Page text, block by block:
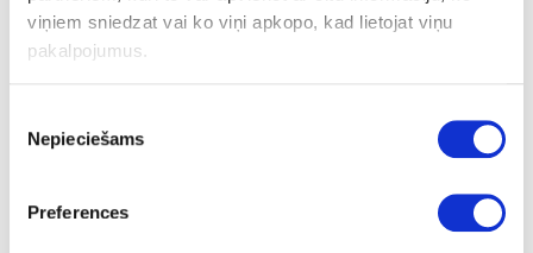
viņiem sniedzat vai ko viņi apkopo, kad lietojat viņu
pakalpojumus.
izvēle
Nepieciešams
Preferences
6. februārī VAS “Latvijas gaisa satiksme” (LGS) un Lietuvas
aeronavigācijas pakalpojumu sniedzējs “Oro Navigacija”
gaisa telpas segmentu, kurā Latvijai ir deleģētas tiesības
nodrošināt gaisa satiksmes pakalpojumus.
“Panāktā vienošanās ir ilga un rūpīga darba un sarežģītu sarunu
rezultāts. Es ceru, ka tās parakstīšana ir jauns starts veiksmīgai